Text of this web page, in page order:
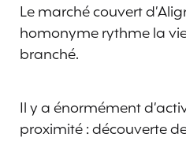
Le marché couvert
homonyme rythme la
branché.
Il y a énormément
proximité : découverte